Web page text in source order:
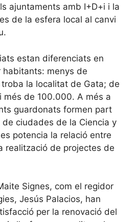
ajuntaments amb I+D+i i la
de la esfera local al canvi
estan diferenciats en
menys de
la localitat de Gata; de
més de 100.000. A més a
guardonats formen part
de ciudades de la Ciencia y
potencia la relació entre
realització de projectes de
Signes, com el regidor
Jesús Palacios, han
per la renovació del